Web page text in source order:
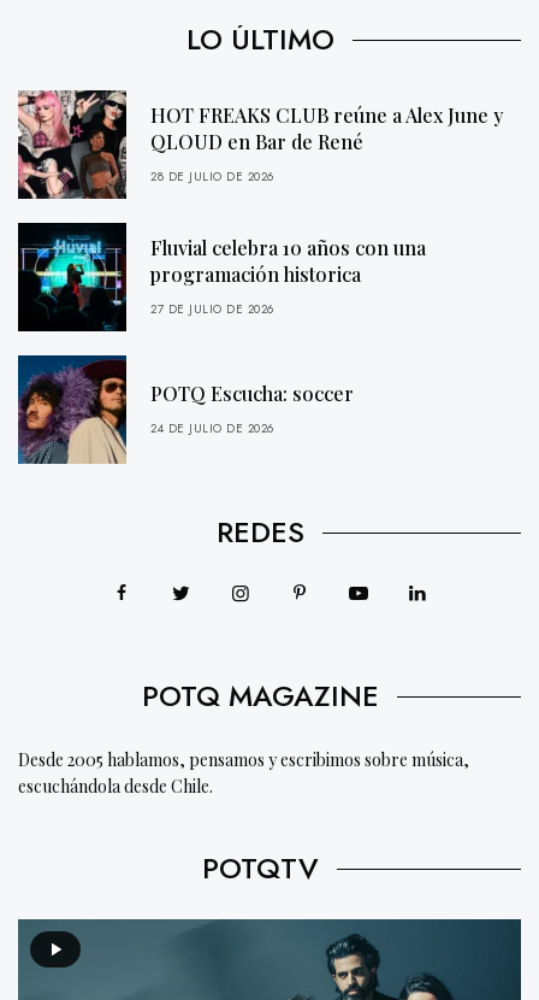
LO ÚLTIMO
HOT FREAKS CLUB reúne a Alex June y
QLOUD en Bar de René
28 DE JULIO DE 2026
Fluvial celebra 10 años con una
programación historica
27 DE JULIO DE 2026
POTQ Escucha: soccer
24 DE JULIO DE 2026
REDES
POTQ MAGAZINE
Desde 2005 hablamos, pensamos y escribimos sobre música,
escuchándola desde Chile.
POTQTV